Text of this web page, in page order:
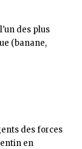
des plus
(banane,
des forces
en